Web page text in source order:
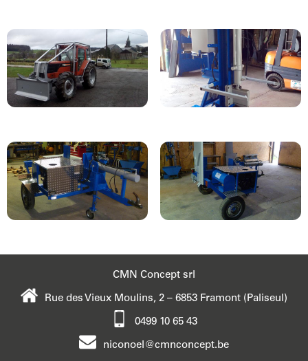
CMN Concept srl
Rue des Vieux Moulins, 2 – 6853 Framont (Paliseul)
0499 10 65 43
niconoel@cmnconcept.be